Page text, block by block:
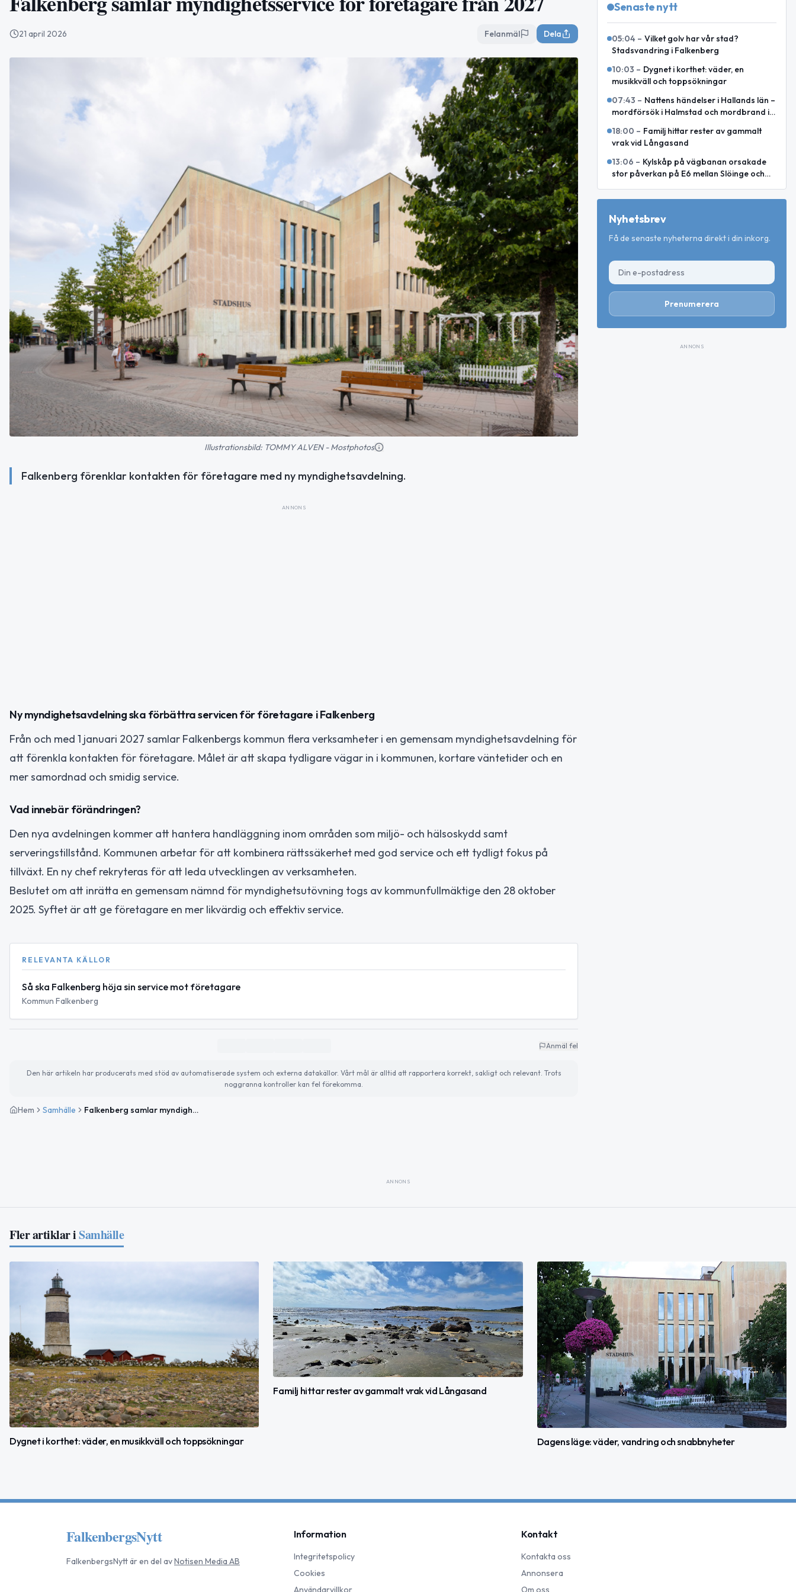
21 april 2026 Felanmäl Dela
Illustrationsbild: TOMMY ALVEN - Mostphotos
Falkenberg förenklar kontakten för företagare med ny myndighetsavdelning.
ANNONS
Ny myndighetsavdelning ska förbättra servicen för företagare i Falkenberg
Från och med 1 januari 2027 samlar Falkenbergs kommun flera verksamheter i en gemensam myndighetsavdelning för
att förenkla kontakten för företagare. Målet är att skapa tydligare vägar in i kommunen, kortare väntetider och en
mer samordnad och smidig service.
Vad innebär förändringen?
Den nya avdelningen kommer att hantera handläggning inom områden som miljö- och hälsoskydd samt
serveringstillstånd. Kommunen arbetar för att kombinera rättssäkerhet med god service och ett tydligt fokus på
tillväxt. En ny chef rekryteras för att leda utvecklingen av verksamheten.
Beslutet om att inrätta en gemensam nämnd för myndighetsutövning togs av kommunfullmäktige den 28 oktober
2025. Syftet är att ge företagare en mer likvärdig och effektiv service.
RELEVANTA KÄLLOR
Så ska Falkenberg höja sin service mot företagare
Kommun Falkenberg
Anmäl fel
Den här artikeln har producerats med stöd av automatiserade system och externa datakällor. Vårt mål är alltid att rapportera korrekt, sakligt och relevant. Trots
noggranna kontroller kan fel förekomma.
Hem Samhälle Falkenberg samlar myndighetsservice för företagare från 2027
Senaste nytt
05:04 – Vilket golv har vår stad?
Stadsvandring i Falkenberg
10:03 – Dygnet i korthet: väder, en
musikkväll och toppsökningar
07:43 – Nattens händelser i Hallands län –
mordförsök i Halmstad och mordbrand i
18:00 – Familj hittar rester av gammalt
vrak vid Långasand
13:06 – Kylskåp på vägbanan orsakade
stor påverkan på E6 mellan Slöinge och
Nyhetsbrev
Få de senaste nyheterna direkt i din inkorg.
Prenumerera
ANNONS
ANNONS
Fler artiklar iSamhälle
Dygnet i korthet: väder, en musikkväll och toppsökningar
Familj hittar rester av gammalt vrak vid Långasand
Dagens läge: väder, vandring och snabbnyheter
FalkenbergsNytt
FalkenbergsNyttär en del avNotisen Media AB
Information
Integritetspolicy
Cookies
Användarvillkor
Kontakt
Kontakta oss
Annonsera
Om oss